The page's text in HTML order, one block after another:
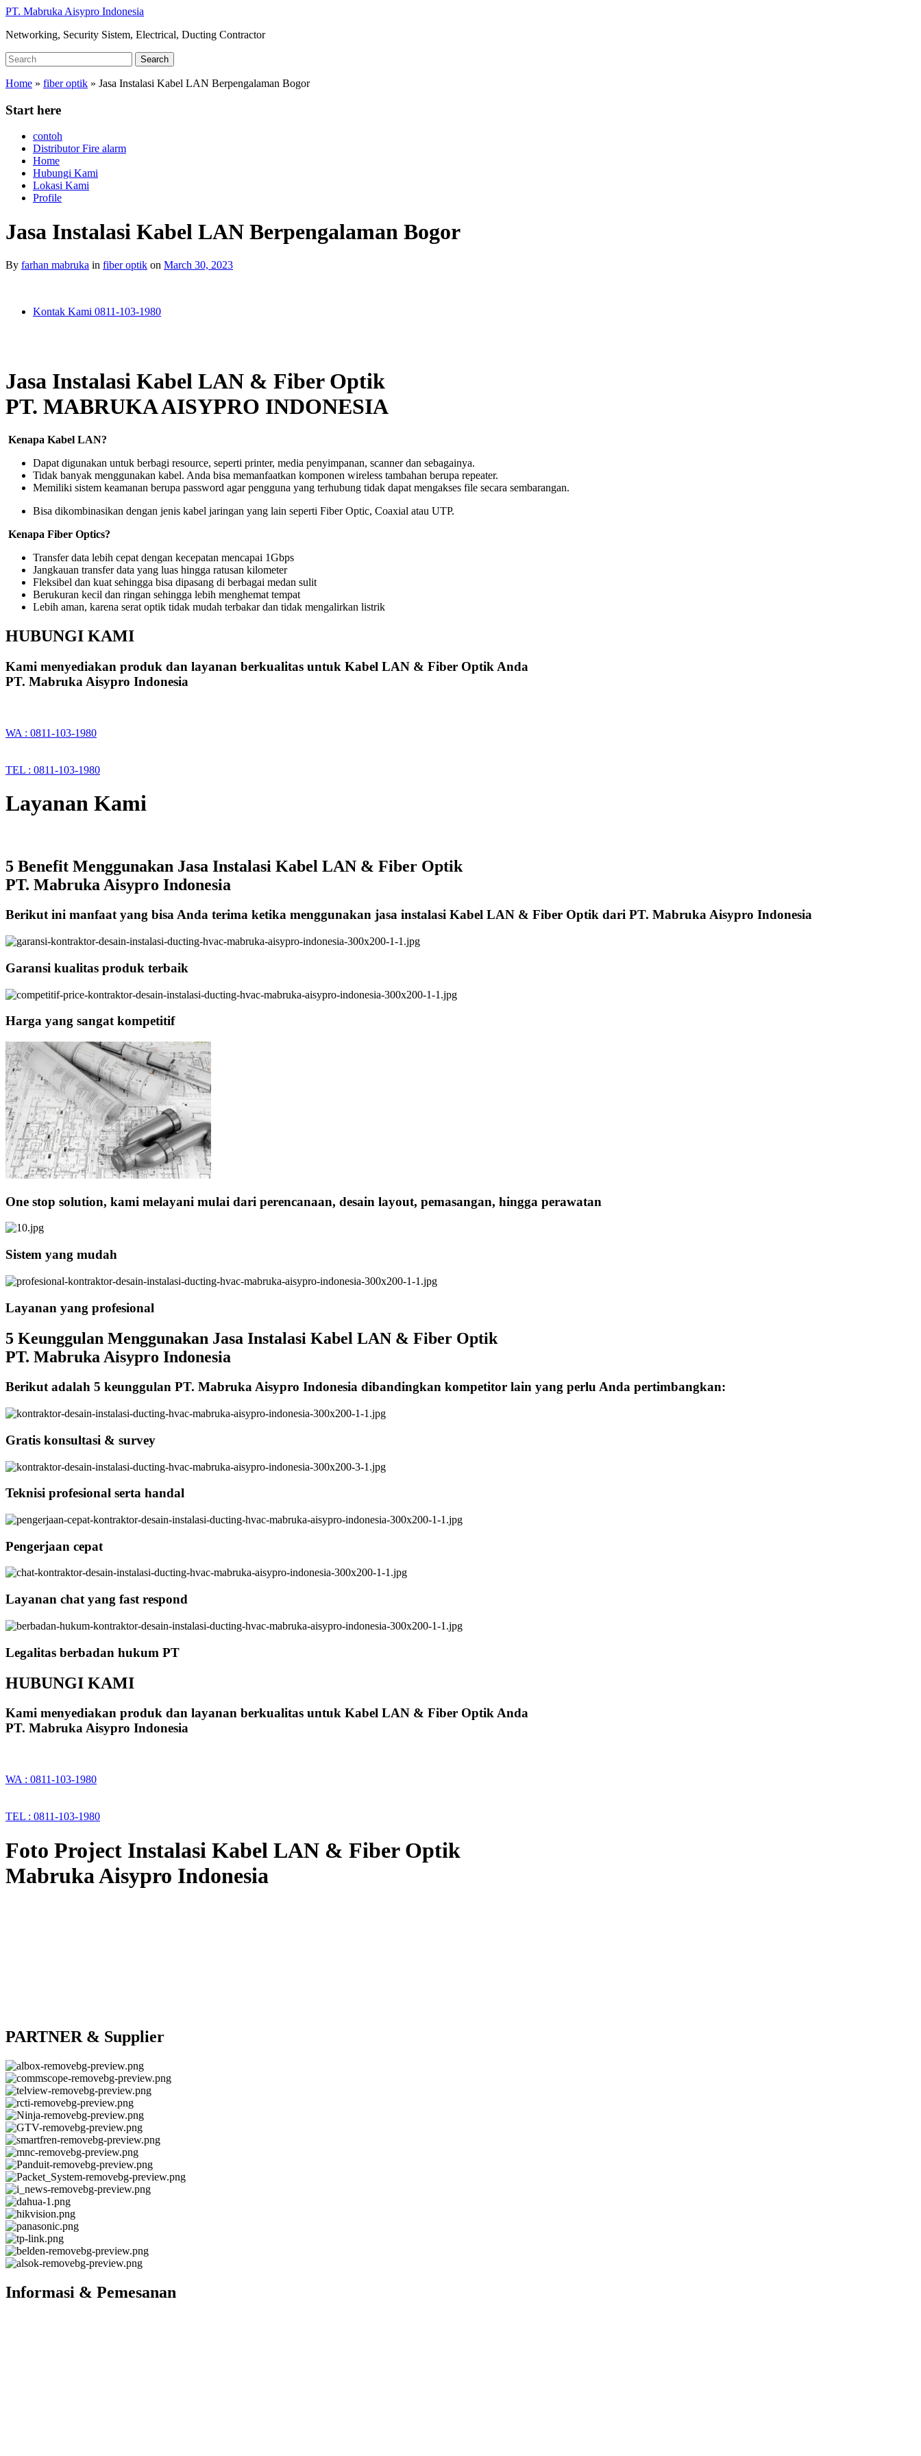
Skip
main
PT. Mabruka Aisypro Indonesia
Networking, Security Sistem, Electrical, Ducting Contractor
Search
for:
Search
Home » fiber optik » Jasa Instalasi Kabel LAN Berpengalaman Bogor
Start here
contoh
Distributor Fire alarm
Home
Hubungi Kami
Lokasi Kami
Profile
Jasa Instalasi Kabel LAN Berpengalaman Bogor
By farhan mabruka in fiber optik on March 30, 2023
Kontak Kami 0811-103-1980
Jasa Instalasi Kabel LAN & Fiber Optik
PT. MABRUKA AISYPRO INDONESIA
Kenapa Kabel LAN?
Dapat digunakan untuk berbagi resource, seperti printer, media penyimpanan, scanner dan sebagainya.
Tidak banyak menggunakan kabel. Anda bisa memanfaatkan komponen wireless tambahan berupa repeater.
Memiliki sistem keamanan berupa password agar pengguna yang terhubung tidak dapat mengakses file secara sembarangan.
Bisa dikombinasikan dengan jenis kabel jaringan yang lain seperti Fiber Optic, Coaxial atau UTP.
Kenapa Fiber Optics?
Transfer data lebih cepat dengan kecepatan mencapai 1Gbps
Jangkauan transfer data yang luas hingga ratusan kilometer
Fleksibel dan kuat sehingga bisa dipasang di berbagai medan sulit
Berukuran kecil dan ringan sehingga lebih menghemat tempat
Lebih aman, karena serat optik tidak mudah terbakar dan tidak mengalirkan listrik
HUBUNGI KAMI
Kami menyediakan produk dan layanan berkualitas untuk Kabel LAN & Fiber Optik Anda
PT. Mabruka Aisypro Indonesia
WA : 0811-103-1980
TEL : 0811-103-1980
Layanan Kami
5 Benefit Menggunakan Jasa Instalasi Kabel LAN & Fiber Optik
PT. Mabruka Aisypro Indonesia
Berikut ini manfaat yang bisa Anda terima ketika menggunakan jasa instalasi Kabel LAN & Fiber Optik dari PT. Mabruka Aisypro Indonesia
Garansi kualitas produk terbaik
Harga yang sangat kompetitif
One stop solution, kami melayani mulai dari perencanaan, desain layout, pemasangan, hingga perawatan
Sistem yang mudah
Layanan yang profesional
5 Keunggulan Menggunakan Jasa Instalasi Kabel LAN & Fiber Optik
PT. Mabruka Aisypro Indonesia
Berikut adalah 5 keunggulan PT. Mabruka Aisypro Indonesia dibandingkan kompetitor lain yang perlu Anda pertimbangkan:
Gratis konsultasi & survey
Teknisi profesional serta handal
Pengerjaan cepat
Layanan chat yang fast respond
Legalitas berbadan hukum PT
HUBUNGI KAMI
Kami menyediakan produk dan layanan berkualitas untuk Kabel LAN & Fiber Optik Anda
PT. Mabruka Aisypro Indonesia
WA : 0811-103-1980
TEL : 0811-103-1980
Foto Project Instalasi Kabel LAN & Fiber Optik
Mabruka Aisypro Indonesia
PARTNER & Supplier
Informasi & Pemesanan